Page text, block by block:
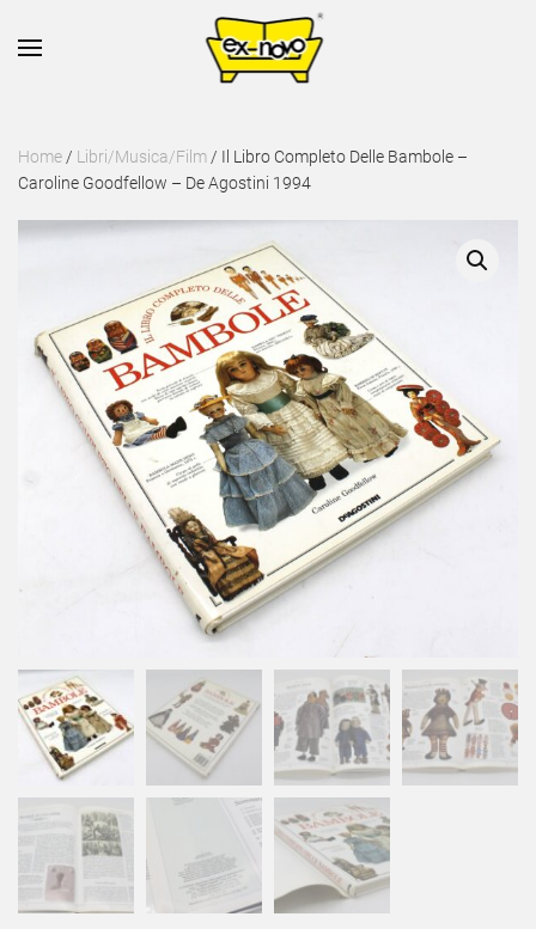
Skip to main content
Home / Libri/Musica/Film / Il Libro Completo Delle Bambole –
Caroline Goodfellow – De Agostini 1994